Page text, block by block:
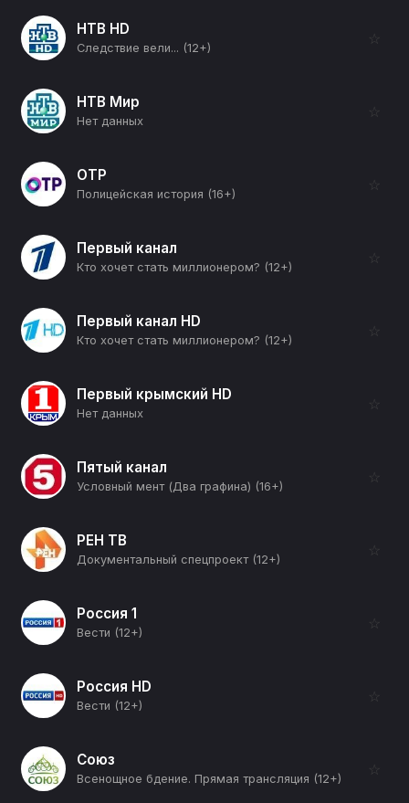
НТВ HD
Следствие вели... (12+)
☆
НТВ Мир
Нет данных
☆
ОТР
Полицейская история (16+)
☆
Первый канал
Кто хочет стать миллионером? (12+)
☆
Первый канал HD
Кто хочет стать миллионером? (12+)
☆
Первый крымский HD
Нет данных
☆
Пятый канал
Условный мент (Два графина) (16+)
☆
РЕН ТВ
Документальный спецпроект (12+)
☆
Россия 1
Вести (12+)
☆
Россия HD
Вести (12+)
☆
Союз
Всенощное бдение. Прямая трансляция (12+)
☆